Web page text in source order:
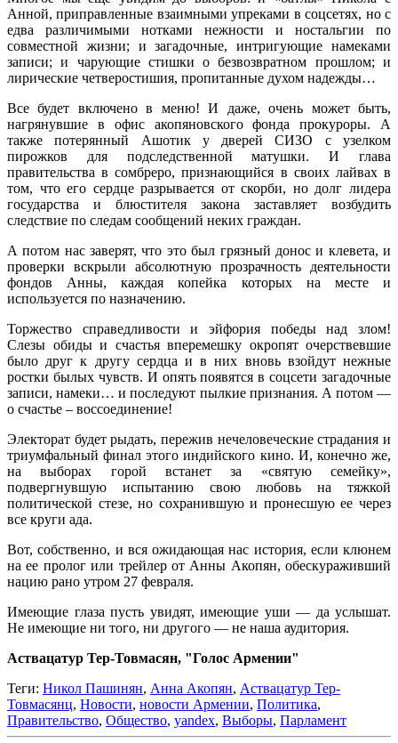
Анной, приправленные взаимными упреками в соцсетях, но с
едва различимыми нотками нежности и ностальгии по
совместной жизни; и загадочные, интригующие намеками
записи; и чарующие стишки о безвозвратном прошлом; и
лирические четверостишия, пропитанные духом надежды…
Все будет включено в меню! И даже, очень может быть,
нагрянувшие в офис акопяновского фонда прокуроры. А
также потерянный Ашотик у дверей СИЗО с узелком
пирожков для подследственной матушки. И глава
правительства в сомбреро, признающийся в своих лайвах в
том, что его сердце разрывается от скорби, но долг лидера
государства и блюстителя закона заставляет возбудить
следствие по следам сообщений неких граждан.
А потом нас заверят, что это был грязный донос и клевета, и
проверки вскрыли абсолютную прозрачность деятельности
фондов Анны, каждая копейка которых на месте и
используется по назначению.
Торжество справедливости и эйфория победы над злом!
Слезы обиды и счастья вперемешку окропят очерствевшие
было друг к другу сердца и в них вновь взойдут нежные
ростки былых чувств. И опять появятся в соцсети загадочные
записи, намеки… и последуют пылкие признания. А потом —
о счастье – воссоединение!
Электорат будет рыдать, пережив нечеловеческие страдания и
триумфальный финал этого индийского кино. И, конечно же,
на выборах горой встанет за «святую семейку»,
подвергнувшую испытанию свою любовь на тяжкой
политической стезе, но сохранившую и пронесшую ее через
все круги ада.
Вот, собственно, и вся ожидающая нас история, если клюнем
на ее пролог или трейлер от Анны Акопян, обескураживший
нацию рано утром 27 февраля.
Имеющие глаза пусть увидят, имеющие уши — да услышат.
Не имеющие ни того, ни другого — не наша аудитория.
Аствацатур Тер-Товмасян, "Голос Армении"
Теги: Никол Пашинян, Анна Акопян, Аствацатур Тер-
Товмасянц, Новости, новости Армении, Политика,
Правительство, Общество, yandex, Выборы, Парламент